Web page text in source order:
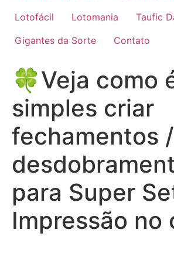
Lotofácil
Lotomania
Taufic
Gigantes da Sorte
Contato
🍀Veja como
simples criar
fechamentos /
para Super
Impressão no